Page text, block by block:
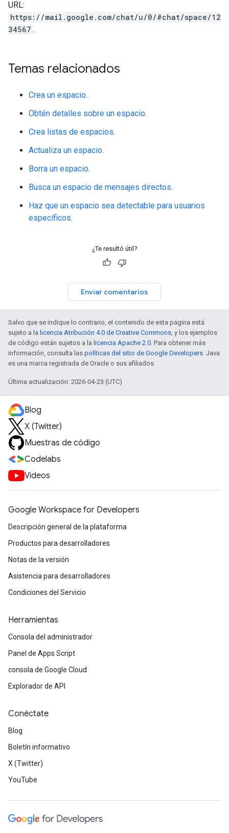
URL:
https://mail.google.com/chat/u/0/#chat/space/12
34567 .
Temas relacionados
Crea un espacio.
Obtén detalles sobre un espacio.
Crea listas de espacios.
Actualiza un espacio.
Borra un espacio.
Busca un espacio de mensajes directos.
Haz que un espacio sea detectable para usuarios
específicos.
¿Te resultó útil?
Enviar comentarios
Salvo que se indique lo contrario, el contenido de esta página está
sujeto a la licencia Atribución 4.0 de Creative Commons, y los ejemplos
de código están sujetos a la licencia Apache 2.0. Para obtener más
información, consulta las políticas del sitio de Google Developers. Java
es una marca registrada de Oracle o sus afiliados.
Última actualización: 2026-04-23 (UTC)
Blog
X (Twitter)
Muestras de código
Codelabs
Videos
Google Workspace for Developers
Descripción general de la plataforma
Productos para desarrolladores
Notas de la versión
Asistencia para desarrolladores
Condiciones del Servicio
Herramientas
Consola del administrador
Panel de Apps Script
consola de Google Cloud
Explorador de API
Conéctate
Blog
Boletín informativo
X (Twitter)
YouTube